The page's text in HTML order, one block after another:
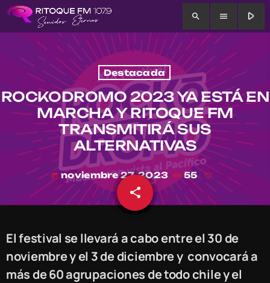
search menu play_arrow
Destacada
ROCKODROMO 2023 YA ESTÁ EN
MARCHA Y RITOQUE FM
TRANSMITIRÁ SUS
ALTERNATIVAS
today noviembre 27, 2023 55
share
email
El festival se llevará a cabo entre el 30 de
noviembre y el 3 de diciembre y convocará a
más de 60 agrupaciones de todo chile y el